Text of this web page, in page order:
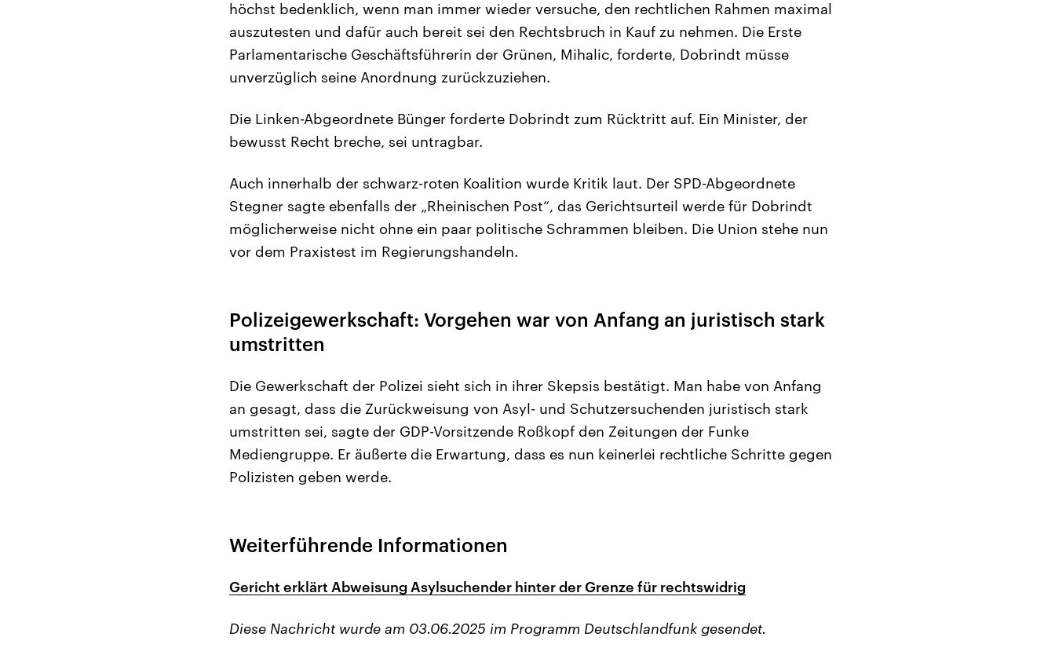
höchst bedenklich, wenn man immer wieder versuche, den rechtlichen Rahmen maximal
auszutesten und dafür auch bereit sei den Rechtsbruch in Kauf zu nehmen. Die Erste
Parlamentarische Geschäftsführerin der Grünen, Mihalic, forderte, Dobrindt müsse
unverzüglich seine Anordnung zurückzuziehen.
Die Linken-Abgeordnete Bünger forderte Dobrindt zum Rücktritt auf. Ein Minister, der
bewusst Recht breche, sei untragbar.
Auch innerhalb der schwarz-roten Koalition wurde Kritik laut. Der SPD-Abgeordnete
Stegner sagte ebenfalls der „Rheinischen Post“, das Gerichtsurteil werde für Dobrindt
möglicherweise nicht ohne ein paar politische Schrammen bleiben. Die Union stehe nun
vor dem Praxistest im Regierungshandeln.
Polizeigewerkschaft: Vorgehen war von Anfang an juristisch stark
umstritten
Die Gewerkschaft der Polizei sieht sich in ihrer Skepsis bestätigt. Man habe von Anfang
an gesagt, dass die Zurückweisung von Asyl- und Schutzersuchenden juristisch stark
umstritten sei, sagte der GDP-Vorsitzende Roßkopf den Zeitungen der Funke
Mediengruppe. Er äußerte die Erwartung, dass es nun keinerlei rechtliche Schritte gegen
Polizisten geben werde.
Weiterführende Informationen
Gericht erklärt Abweisung Asylsuchender hinter der Grenze für rechtswidrig
Diese Nachricht wurde am 03.06.2025 im Programm Deutschlandfunk gesendet.